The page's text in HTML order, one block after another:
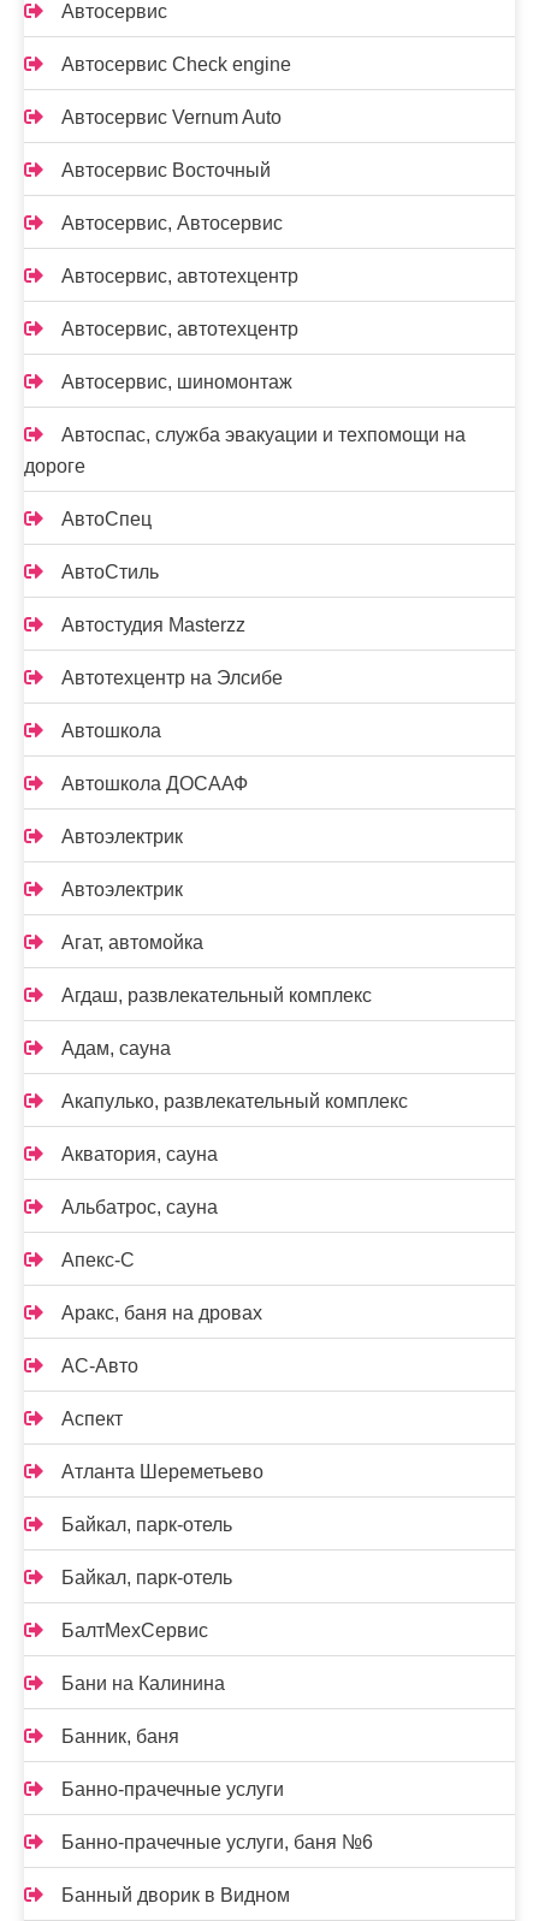
Автосервис
Автосервис Check engine
Автосервис Vernum Auto
Автосервис Восточный
Автосервис, Автосервис
Автосервис, автотехцентр
Автосервис, автотехцентр
Автосервис, шиномонтаж
Автоспас, служба эвакуации и техпомощи на
дороге
АвтоСпец
АвтоСтиль
Автостудия Masterzz
Автотехцентр на Элсибе
Автошкола
Автошкола ДОСААФ
Автоэлектрик
Автоэлектрик
Агат, автомойка
Агдаш, развлекательный комплекс
Адам, сауна
Акапулько, развлекательный комплекс
Акватория, сауна
Альбатрос, сауна
Апекс-С
Аракс, баня на дровах
АС-Авто
Аспект
Атланта Шереметьево
Байкал, парк-отель
Байкал, парк-отель
БалтМехСервис
Бани на Калинина
Банник, баня
Банно-прачечные услуги
Банно-прачечные услуги, баня №6
Банный дворик в Видном